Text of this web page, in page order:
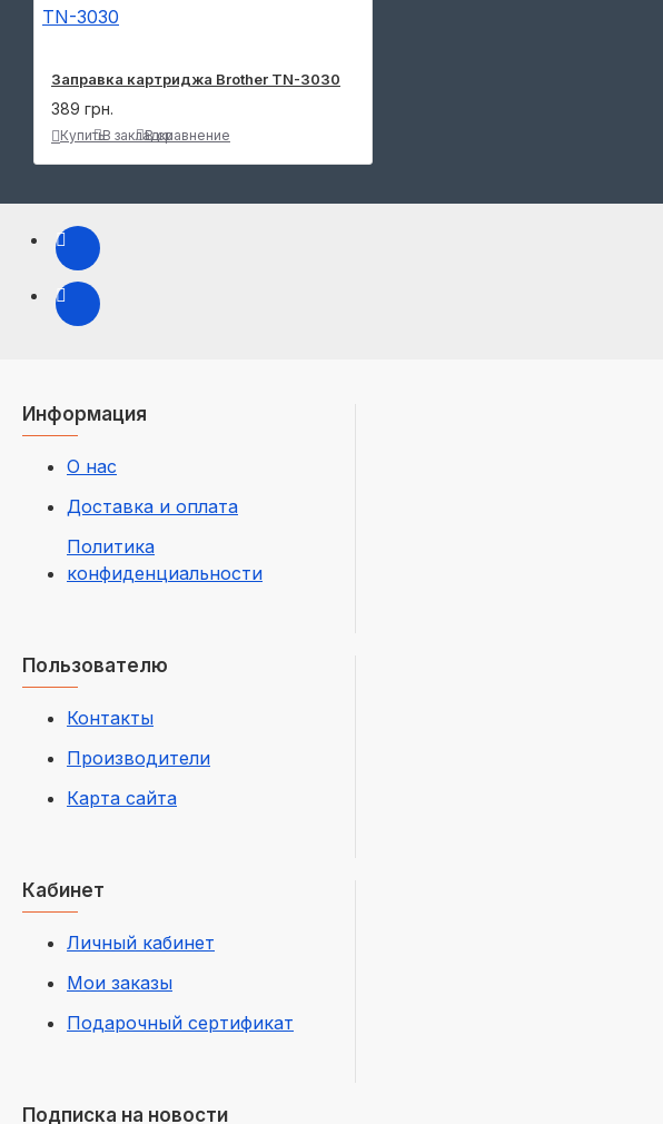
Заправка картриджа Brother TN-3030
389 грн.
КупитьВ закладкиВ сравнение
Информация
О нас
Доставка и оплата
Политика
конфиденциальности
Пользователю
Контакты
Производители
Карта сайта
Кабинет
Личный кабинет
Мои заказы
Подарочный сертификат
Подписка на новости